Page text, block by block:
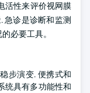
活性来评价视网膜
急诊是诊断和监测
必要工具。
步演变. 便携式和
统具有多功能性和